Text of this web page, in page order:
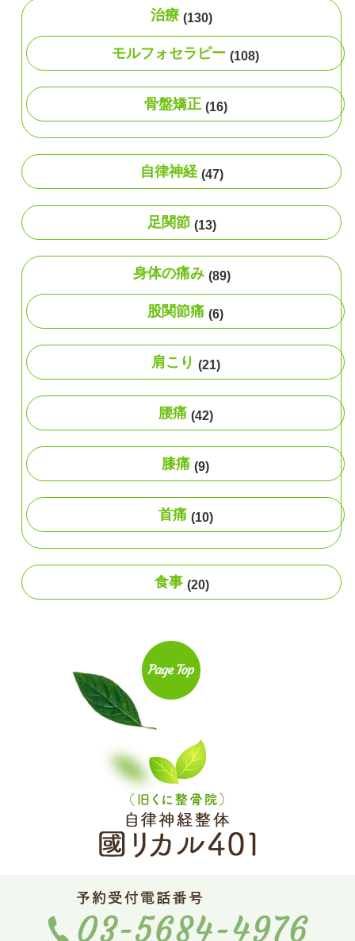
治療 (130)
モルフォセラピー (108)
骨盤矯正 (16)
自律神経 (47)
足関節 (13)
身体の痛み (89)
股関節痛 (6)
肩こり (21)
腰痛 (42)
膝痛 (9)
首痛 (10)
食事 (20)